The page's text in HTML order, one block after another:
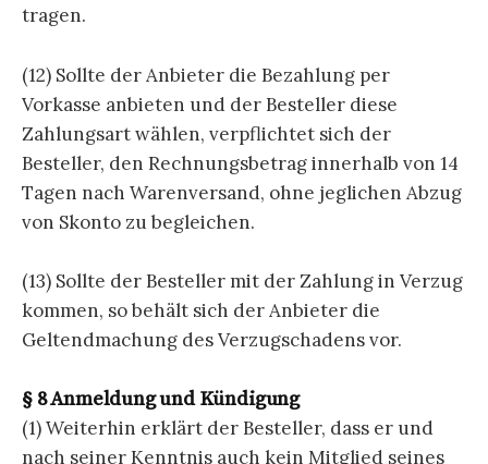
tragen.
(12) Sollte der Anbieter die Bezahlung per
Vorkasse anbieten und der Besteller diese
Zahlungsart wählen, verpflichtet sich der
Besteller, den Rechnungsbetrag innerhalb von 14
Tagen nach Warenversand, ohne jeglichen Abzug
von Skonto zu begleichen.
(13) Sollte der Besteller mit der Zahlung in Verzug
kommen, so behält sich der Anbieter die
Geltendmachung des Verzugschadens vor.
§ 8 Anmeldung und Kündigung
(1) Weiterhin erklärt der Besteller, dass er und
nach seiner Kenntnis auch kein Mitglied seines